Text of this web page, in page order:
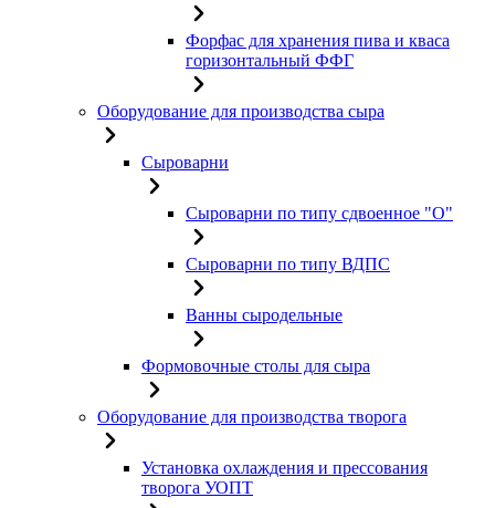
Форфас для хранения пива и кваса
горизонтальный ФФГ
Оборудование для производства сыра
Сыроварни
Сыроварни по типу сдвоенное "О"
Сыроварни по типу ВДПС
Ванны сыродельные
Формовочные столы для сыра
Оборудование для производства творога
Установка охлаждения и прессования
творога УОПТ